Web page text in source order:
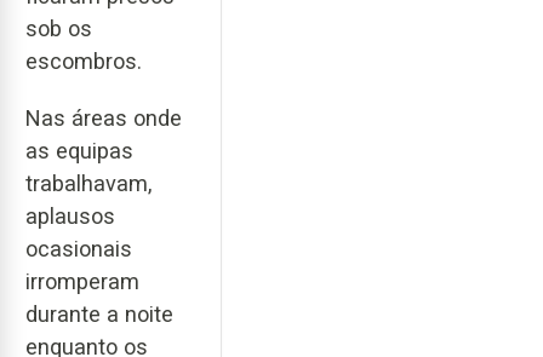
sob os
escombros.
Nas áreas onde
as equipas
trabalhavam,
aplausos
ocasionais
irromperam
durante a noite
enquanto os